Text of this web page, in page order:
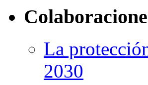
La
2030